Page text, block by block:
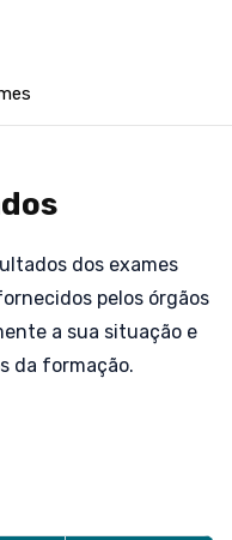
dos exames
pelos órgãos
a sua situação e
da formação.